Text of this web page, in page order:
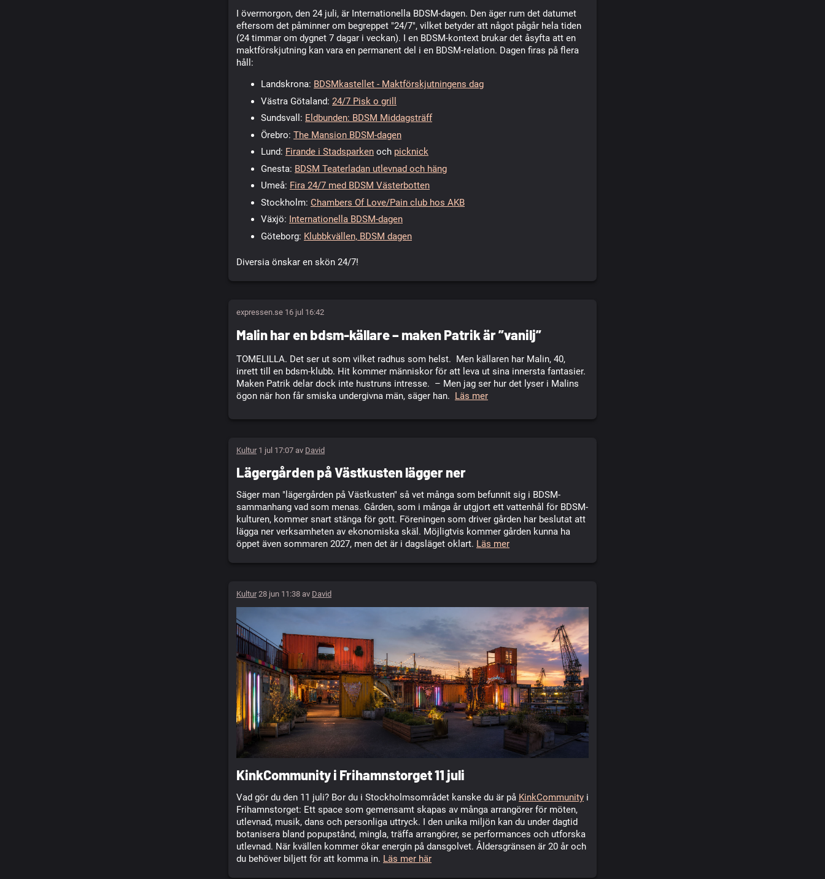
I övermorgon, den 24 juli, är Internationella BDSM-dagen. Den äger rum det datumet
eftersom det påminner om begreppet "24/7", vilket betyder att något pågår hela tiden
(24 timmar om dygnet 7 dagar i veckan). I en BDSM-kontext brukar det åsyfta att en
maktförskjutning kan vara en permanent del i en BDSM-relation. Dagen firas på flera
håll:
Landskrona: BDSMkastellet - Maktförskjutningens dag
Västra Götaland: 24/7 Pisk o grill
Sundsvall: Eldbunden: BDSM Middagsträff
Örebro: The Mansion BDSM-dagen
Lund: Firande i Stadsparken och picknick
Gnesta: BDSM Teaterladan utlevnad och häng
Umeå: Fira 24/7 med BDSM Västerbotten
Stockholm: Chambers Of Love/Pain club hos AKB
Växjö: Internationella BDSM-dagen
Göteborg: Klubbkvällen, BDSM dagen
Diversia önskar en skön 24/7!
expressen.se 16 jul 16:42
Malin har en bdsm-källare – maken Patrik är ”vanilj”
TOMELILLA. Det ser ut som vilket radhus som helst. Men källaren har Malin, 40,
inrett till en bdsm-klubb. Hit kommer människor för att leva ut sina innersta fantasier.
Maken Patrik delar dock inte hustruns intresse. – Men jag ser hur det lyser i Malins
ögon när hon får smiska undergivna män, säger han. Läs mer
Kultur1 jul 17:07 av David
Lägergården på Västkusten lägger ner
Säger man "lägergården på Västkusten" så vet många som befunnit sig i BDSM-
sammanhang vad som menas. Gården, som i många år utgjort ett vattenhål för BDSM-
kulturen, kommer snart stänga för gott. Föreningen som driver gården har beslutat att
lägga ner verksamheten av ekonomiska skäl. Möjligtvis kommer gården kunna ha
öppet även sommaren 2027, men det är i dagsläget oklart. Läs mer
Kultur28 jun 11:38 av David
KinkCommunity i Frihamnstorget 11 juli
Vad gör du den 11 juli? Bor du i Stockholms­området kanske du är på KinkCommunity i
Frihamnstorget: Ett space som gemensamt skapas av många arrangörer för möten,
utlevnad, musik, dans och personliga uttryck. I den unika miljön kan du under dagtid
botanisera bland popup­stånd, mingla, träffa arrangörer, se performances och utforska
utlevnad. När kvällen kommer ökar energin på dansgolvet. Åldersgränsen är 20 år och
du behöver biljett för att komma in. Läs mer här